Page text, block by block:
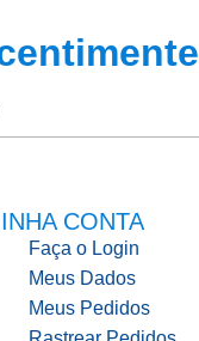
CONTA
Faça o Login
Meus Dados
Meus Pedidos